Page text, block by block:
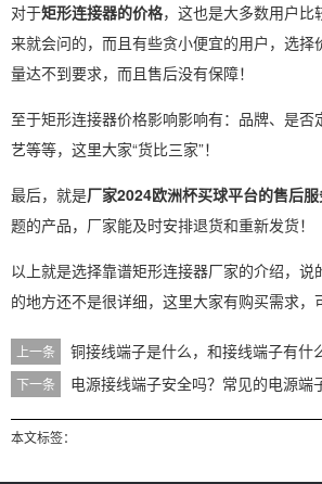
对于矩形连接器的价格，这也是大多数用户比
来就会问的，而且有些贪小便宜的用户，选择
量达不到要求，而且售后没有保障！
至于矩形连接器价格影响影响有：品牌、是否
艺等等，这里大家“货比三家”！
最后，就是厂家2024欧洲杯买球平台的售后
题的产品，厂家能及时安排退货和重新发货！
以上就是选择靠谱矩形连接器厂家的介绍，说
的地方还不是很详细，这里大家有购买需求，
上一条 铜接线端子是什么，和接线端子有什
下一条 电源接线端子安全吗？常见的电源端
本文标签：